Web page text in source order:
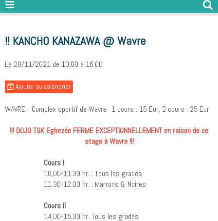
!! KANCHO KANAZAWA @ Wavre
Le 20/11/2021 de 10:00 à 16:00
Ajouter au calendrier
WAVRE - Complex sportif de Wavre 1 cours : 15 Eur, 2 cours : 25 Eur
!!! DOJO TSK Eghezée FERME EXCEPTIONNELLEMENT en raison de ce
stage à Wavre !!!
Cours I
10.00-11.30 hr. : Tous les grades
11.30-12.00 hr. : Marrons & Noires
Cours II
14.00-15.30 hr. Tous les grades